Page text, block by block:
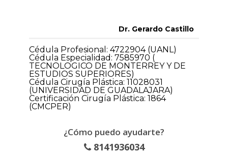
Dr. Gerardo Castillo
Cédula Profesional: 4722904 (UANL)
Cédula Especialidad: 7585970 (
TECNOLOGICO DE MONTERREY Y DE
ESTUDIOS SUPERIORES)
Cédula Cirugía Plástica: 11028031
(UNIVERSIDAD DE GUADALAJARA)
Certificación Cirugía Plástica: 1864
(CMCPER)
¿Cómo puedo ayudarte?
8141936034